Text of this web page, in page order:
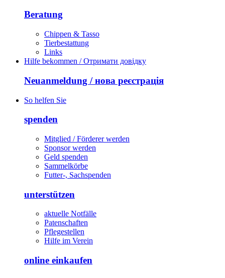
Beratung
Chippen & Tasso
Tierbestattung
Links
Hilfe bekommen / Отримати довідку
Neuanmeldung / нова реєстрація
So helfen Sie
spenden
Mitglied / Förderer werden
Sponsor werden
Geld spenden
Sammelkörbe
Futter-, Sachspenden
unterstützen
aktuelle Notfälle
Patenschaften
Pflegestellen
Hilfe im Verein
online einkaufen